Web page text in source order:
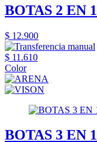
BOTAS 2 EN 1
$ 12.900
$ 11.610
Color
BOTAS 3 EN 1